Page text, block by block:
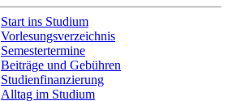
Start ins Studium
Vorlesungsverzeichnis
Semestertermine
Beiträge und Gebühren
Studienfinanzierung
Alltag im Studium